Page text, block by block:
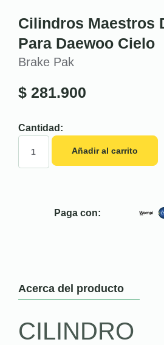
Cilindros Maestros
Para Daewoo Cielo
Brake Pak
$ 281.900
Cantidad:
Añadir al carrito
Paga con:
Acerca del producto
CILINDRO